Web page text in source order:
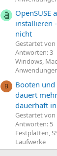
OpenSUSE
installieren
nicht
Gestartet
Antworten: 3
Windows,
B
Booten
dauert
dauerhaft
Gestartet von
Antworten: 5
Festplatten,
Laufwerke